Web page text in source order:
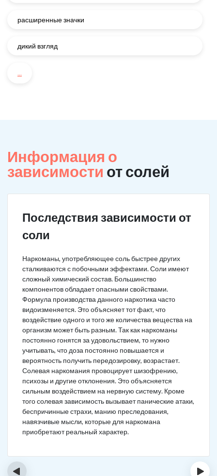
расширенные значки
дикий взгляд
...
Информация о
зависимости от солей
Последствия зависимости от
соли
Наркоманы, употребляющее соль быстрее других
сталкиваются с побочными эффектами. Соли имеют
сложный химический состав. Большинство
компонентов обладает опасными свойствами.
Формула производства данного наркотика часто
видоизменяется. Это объясняет тот факт, что
воздействие одного и того же количества вещества на
организм может быть разным. Так как наркоманы
постоянно гонятся за удовольствием, то нужно
учитывать, что доза постоянно повышается и
вероятность получить передозировку, возрастает.
Солевая наркомания провоцирует шизофрению,
психозы и другие отклонения. Это объясняется
сильным воздействием на нервную систему. Кроме
того солевая зависимость вызывает панические атаки,
беспричинные страхи, манию преследования,
навязчивые мысли, которые для наркомана
приобретают реальный характер.
‹ ›